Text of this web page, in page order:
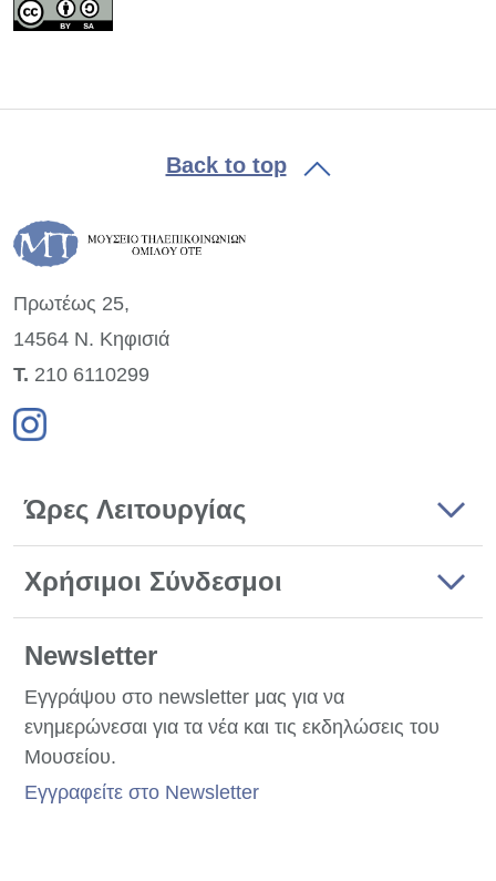
Back to top
Πρωτέως 25,
14564 Ν. Κηφισιά
Τ. 210 6110299
Ώρες Λειτουργίας
Χρήσιμοι Σύνδεσμοι
Newsletter
Εγγράψου στο newsletter μας για να
ενημερώνεσαι για τα νέα και τις εκδηλώσεις του
Μουσείου.
Εγγραφείτε στο Newsletter